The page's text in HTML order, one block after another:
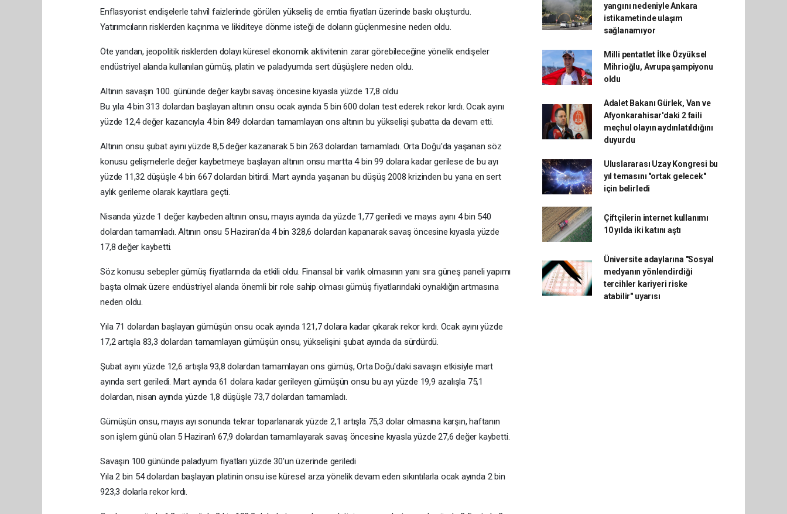
Enflasyonist endişelerle tahvil faizlerinde görülen yükseliş de emtia fiyatları üzerinde baskı oluşturdu.
Yatırımcıların risklerden kaçınma ve likiditeye dönme isteği de doların güçlenmesine neden oldu.
Öte yandan, jeopolitik risklerden dolayı küresel ekonomik aktivitenin zarar görebileceğine yönelik endişeler
endüstriyel alanda kullanılan gümüş, platin ve paladyumda sert düşüşlere neden oldu.
Altının savaşın 100. gününde değer kaybı savaş öncesine kıyasla yüzde 17,8 oldu
Bu yıla 4 bin 313 dolardan başlayan altının onsu ocak ayında 5 bin 600 doları test ederek rekor kırdı. Ocak ayını
yüzde 12,4 değer kazancıyla 4 bin 849 dolardan tamamlayan ons altının bu yükselişi şubatta da devam etti.
Altının onsu şubat ayını yüzde 8,5 değer kazanarak 5 bin 263 dolardan tamamladı. Orta Doğu'da yaşanan söz
konusu gelişmelerle değer kaybetmeye başlayan altının onsu martta 4 bin 99 dolara kadar gerilese de bu ayı
yüzde 11,32 düşüşle 4 bin 667 dolardan bitirdi. Mart ayında yaşanan bu düşüş 2008 krizinden bu yana en sert
aylık gerileme olarak kayıtlara geçti.
Nisanda yüzde 1 değer kaybeden altının onsu, mayıs ayında da yüzde 1,77 geriledi ve mayıs ayını 4 bin 540
dolardan tamamladı. Altının onsu 5 Haziran'da 4 bin 328,6 dolardan kapanarak savaş öncesine kıyasla yüzde
17,8 değer kaybetti.
Söz konusu sebepler gümüş fiyatlarında da etkili oldu. Finansal bir varlık olmasının yanı sıra güneş paneli yapımı
başta olmak üzere endüstriyel alanda önemli bir role sahip olması gümüş fiyatlarındaki oynaklığın artmasına
neden oldu.
Yıla 71 dolardan başlayan gümüşün onsu ocak ayında 121,7 dolara kadar çıkarak rekor kırdı. Ocak ayını yüzde
17,2 artışla 83,3 dolardan tamamlayan gümüşün onsu, yükselişini şubat ayında da sürdürdü.
Şubat ayını yüzde 12,6 artışla 93,8 dolardan tamamlayan ons gümüş, Orta Doğu'daki savaşın etkisiyle mart
ayında sert geriledi. Mart ayında 61 dolara kadar gerileyen gümüşün onsu bu ayı yüzde 19,9 azalışla 75,1
dolardan, nisan ayında yüzde 1,8 düşüşle 73,7 dolardan tamamladı.
Gümüşün onsu, mayıs ayı sonunda tekrar toparlanarak yüzde 2,1 artışla 75,3 dolar olmasına karşın, haftanın
son işlem günü olan 5 Haziran'ı 67,9 dolardan tamamlayarak savaş öncesine kıyasla yüzde 27,6 değer kaybetti.
Savaşın 100 gününde paladyum fiyatları yüzde 30'un üzerinde geriledi
Yıla 2 bin 54 dolardan başlayan platinin onsu ise küresel arza yönelik devam eden sıkıntılarla ocak ayında 2 bin
923,3 dolarla rekor kırdı.
yangını nedeniyle Ankara
istikametinde ulaşım
sağlanamıyor
Milli pentatlet İlke Özyüksel
Mihrioğlu, Avrupa şampiyonu
oldu
Adalet Bakanı Gürlek, Van ve
Afyonkarahisar'daki 2 faili
meçhul olayın aydınlatıldığını
duyurdu
Uluslararası Uzay Kongresi bu
yıl temasını "ortak gelecek"
için belirledi
Çiftçilerin internet kullanımı
10 yılda iki katını aştı
Üniversite adaylarına "Sosyal
medyanın yönlendirdiği
tercihler kariyeri riske
atabilir" uyarısı